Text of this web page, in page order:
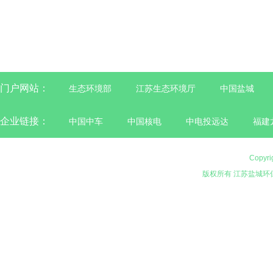
门户网站： 生态环境部 江苏生态环境厅 中国盐城
企业链接： 中国中车 中国核电 中电投远达 福建
版权所有 江苏盐城